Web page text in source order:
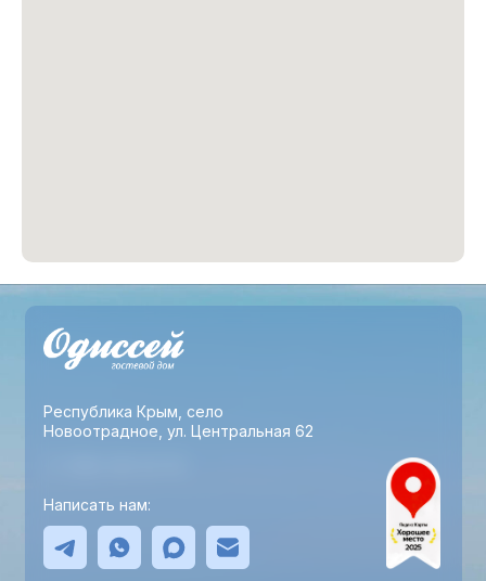
Написать нам:
Республика Крым, село
Новоотрадное, ул. Центральная 62